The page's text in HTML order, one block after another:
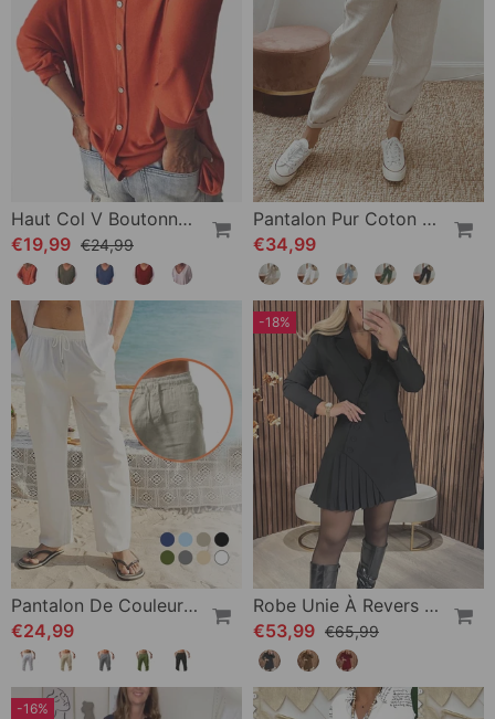
Haut Col V Boutonné Dos Manches 3/4
€19,99 €24,99
Pantalon Pur Coton Couleur Unie
€34,99
Pantalon De Couleur Unie Respirant En Coton Lin
€24,99
-18%
Robe Unie À Revers Et Style Tailleur
€53,99 €65,99
-16%